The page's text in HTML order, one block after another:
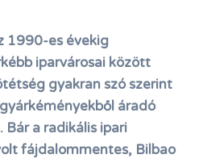
1990-es évekig
iparvárosai között
gyakran szó szerint
áradó
a radikális ipari
fájdalommentes, Bilbao